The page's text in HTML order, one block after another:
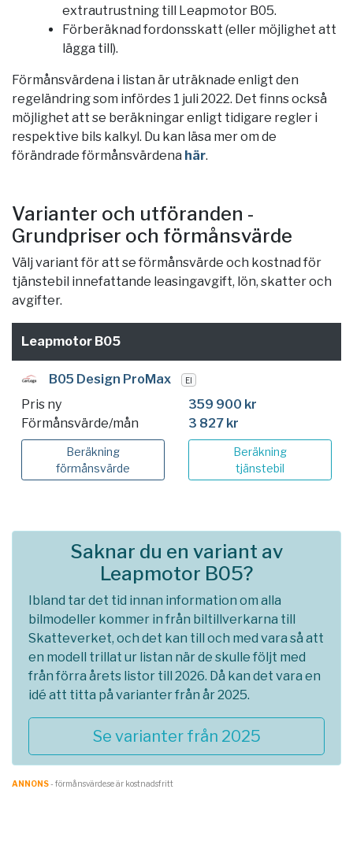
extrautrustning till Leapmotor B05.
Förberäknad fordonsskatt (eller möjlighet att
lägga till).
Förmånsvärdena i listan är uträknade enligt den
regeländring som infördes 1 juli 2022. Det finns också
möjlighet att se beräkningar enligt tidigare regler i
respektive bils kalkyl. Du kan läsa mer om de
förändrade förmånsvärdena här.
Varianter och utföranden -
Grundpriser och förmånsvärde
Välj variant för att se förmånsvärde och kostnad för
tjänstebil innefattande leasingavgift, lön, skatter och
avgifter.
Leapmotor B05
B05 Design ProMax El
Pris ny
359 900 kr
Förmånsvärde/mån
3 827 kr
Beräkning
förmånsvärde
Beräkning
tjänstebil
Saknar du en variant av
Leapmotor B05?
Ibland tar det tid innan information om alla
bilmodeller kommer in från biltillverkarna till
Skatteverket, och det kan till och med vara så att
en modell trillat ur listan när de skulle följt med
från förra årets listor till 2026. Då kan det vara en
idé att titta på varianter från år 2025.
Se varianter från 2025
ANNONS- förmånsvärde.se är kostnadsfritt